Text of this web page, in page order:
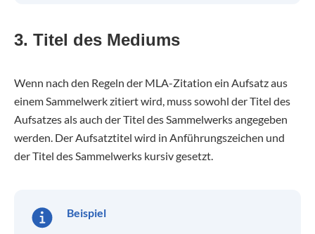
3. Titel des Mediums
Wenn nach den Regeln der MLA-Zitation ein Aufsatz aus
einem Sammelwerk zitiert wird, muss sowohl der Titel des
Aufsatzes als auch der Titel des Sammelwerks angegeben
werden. Der Aufsatztitel wird in Anführungszeichen und
der Titel des Sammelwerks kursiv gesetzt.
Beispiel